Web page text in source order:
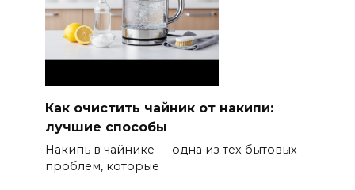
Как очистить чайник от накипи:
лучшие способы
Накипь в чайнике — одна из тех бытовых
проблем, которые